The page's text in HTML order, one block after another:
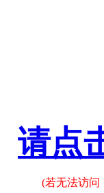
请点
(若无法访问